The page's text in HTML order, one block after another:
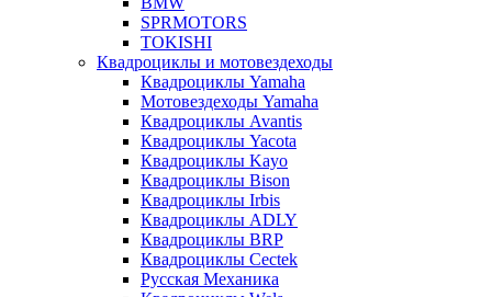
SPRMOTORS
TOKISHI
Квадроциклы и мотовездеходы
Квадроциклы Yamaha
Мотовездеходы Yamaha
Квадроциклы Avantis
Квадроциклы Yacota
Квадроциклы Kayo
Квадроциклы Bison
Квадроциклы Irbis
Квадроциклы ADLY
Квадроциклы BRP
Квадроциклы Cectek
Русская Механика